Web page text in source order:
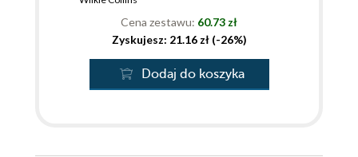
Cena zestawu: 60.73 zł
Zyskujesz: 21.16 zł (-26%)
Dodaj do koszyka